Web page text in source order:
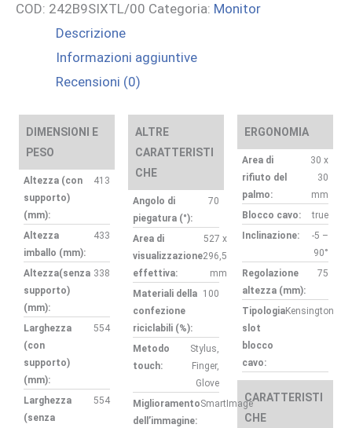
VGA
quantità
COD: 242B9SIXTL/00 Categoria: Monitor
Descrizione
Informazioni aggiuntive
Recensioni (0)
DIMENSIONI E
PESO
Altezza (con
supporto)
(mm):
413
Altezza
imballo (mm):
433
Altezza(senza
supporto)
(mm):
338
Larghezza
(con
supporto)
(mm):
554
Larghezza
(senza
554
ALTRE
CARATTERISTI
CHE
Angolo di
piegatura (°):
70
Area di
visualizzazione
effettiva:
527 x
296,5
mm
Materiali della
confezione
riciclabili (%):
100
Metodo
touch:
Stylus,
Finger,
Glove
Miglioramento
dell’immagine:
SmartImage
ERGONOMIA
Area di
rifiuto del
palmo:
30 x
30
mm
Blocco cavo:
true
Inclinazione:
-5 –
90°
Regolazione
altezza (mm):
75
Tipologia
slot
blocco
cavo:
Kensington
CARATTERISTI
CHE